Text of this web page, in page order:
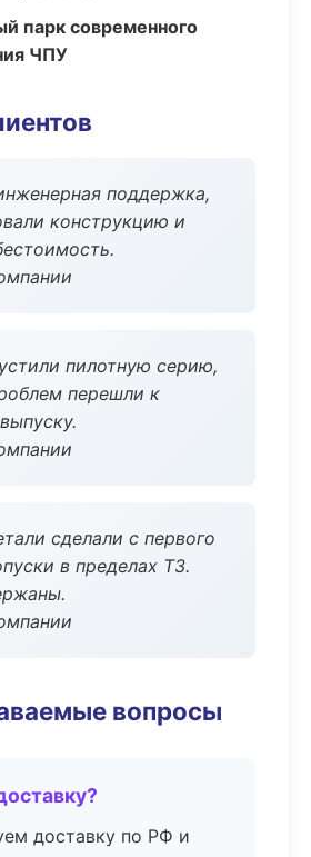
парк современного
ЧПУ
поддержка,
конструкцию и
пилотную серию,
перешли к
сделали с первого
в пределах ТЗ.
вопросы
доставку по РФ и